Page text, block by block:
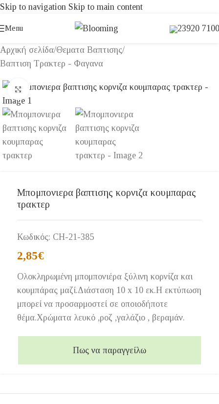
Skip to navigation Skip to main content
Menu 23920
Αρχική σελίδα/Θεματα Βαπτισης/
Βαπτιση Τρακτερ - Φαγανα
Click to enlarge
Μπομπονιερα βαπτισης κορνιζα κουμπαρας
τρακτερ
Κωδικός: CH-21-385
2,85€
Ολοκληρωμένη μπομπονιέρα ξύλινη κορνίζα και
κουμπάρας μαζί.Διάσταση 10 x 10 εκ.Η εκτύπωση
μπορεί να προσαρμοστεί σε οποιοδήποτε
θέμα.Χρώματα λευκό ,ροζ ,γαλάζιο , βεραμάν.
Πως να παραγγείλω